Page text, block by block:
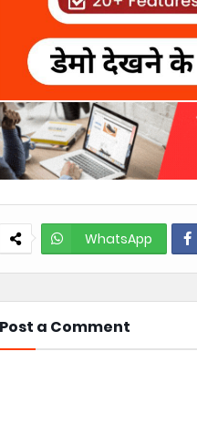
WhatsApp
Post a Comment